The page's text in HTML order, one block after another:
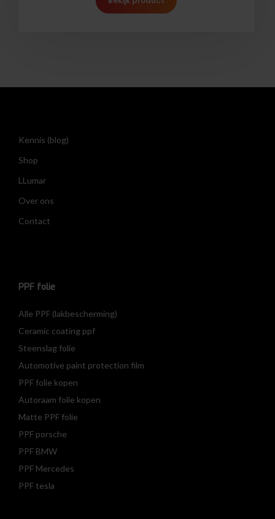
Kennis (blog)
Shop
LLumar
Over ons
Contact
PPF folie
Alle PPF (lakbescherming)
Ceramic coating ppf
Steenslag folie
Automotive paint protection film
PPF folie kopen
Autoraam folie kopen
Matte PPF folie
PPF porsche
PPF BMW
PPF Mercedes
PPF tesla